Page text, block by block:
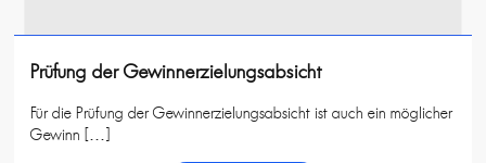
Prüfung der Gewinnerzielungsabsicht
Für die Prüfung der Gewinnerzielungsabsicht ist auch ein möglicher
Gewinn […]